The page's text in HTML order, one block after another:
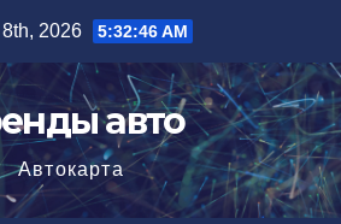
2026 5:32:47 AM
авто
Автокарта